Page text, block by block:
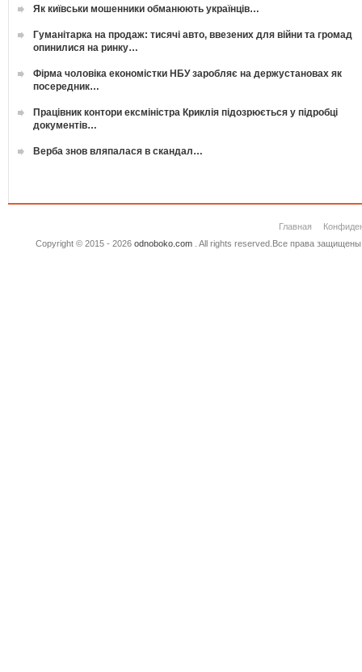
Як київськи мошенники обманюють українців…
Гуманітарка на продаж: тисячі авто, ввезених для війни та громад
опинилися на ринку…
Фірма чоловіка економістки НБУ заробляє на держустановах як
посередник…
Працівник контори ексміністра Криклія підозрюється у підробці
документів…
Верба знов вляпалася в скандал…
Главная
Copyright © 2015 - 2026 odnoboko.com. All rights reserved.Все права защищены.